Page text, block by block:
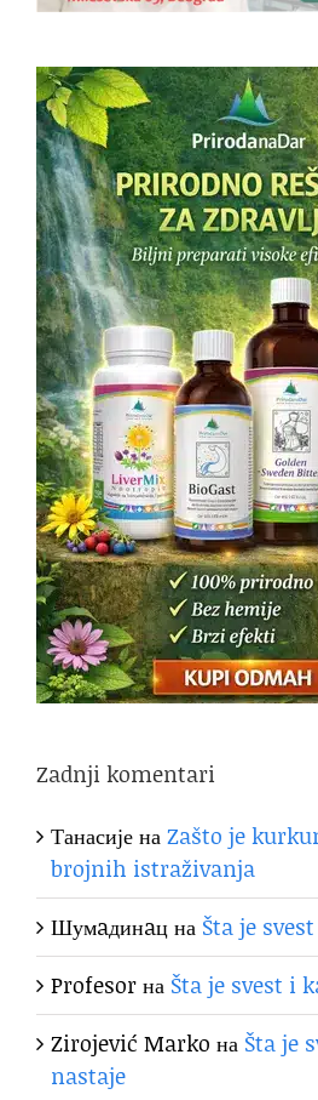
Zadnji komentari
ТанасијенаZašto je
brojnih istraživanja
Шумaдинaцна Šta je
Profesorна Šta je svest i
Zirojević Marko на Šta je
nastaje